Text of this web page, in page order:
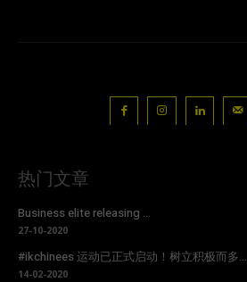
热门文章
Business elite releasing ...
27-10-2020
#ikchinees 运动已正式启动！树立积极而多...
14-02-2020